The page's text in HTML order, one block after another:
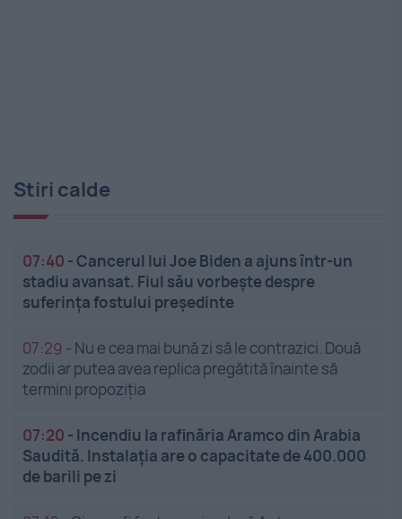
Stiri calde
07:40 -Cancerul lui Joe Biden a ajuns într-un
stadiu avansat. Fiul său vorbește despre
suferința fostului președinte
07:29 - Nu e cea mai bună zi să le contrazici. Două
zodii ar putea avea replica pregătită înainte să
termini propoziția
07:20 - Incendiu la rafinăria Aramco din Arabia
Saudită. Instalația are o capacitate de 400.000
de barili pe zi